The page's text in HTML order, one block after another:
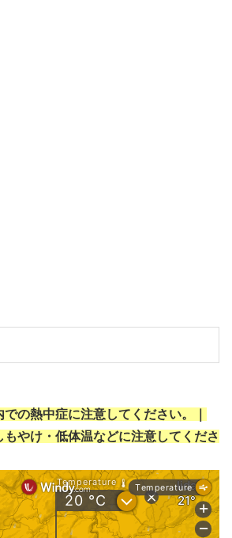
での熱中症に注意してください。｜
もやけ・低体温などに注意してくださ